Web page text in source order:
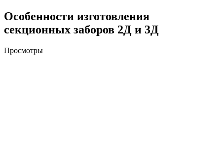
Особенности изготовления
секционных заборов 2Д и 3Д
Просмотры